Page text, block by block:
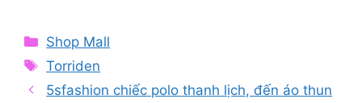
Categories
Shop Mall
Tags
Torriden
5sfashion chiếc polo thanh lịch, đến áo thun